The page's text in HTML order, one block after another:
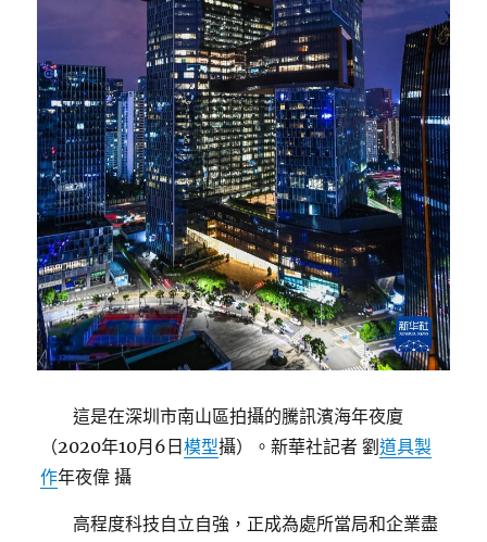
這是在深圳市南山區拍攝的騰訊濱海年夜廈
（2020年10月6日模型攝）。新華社記者 劉道具製
作年夜偉 攝
高程度科技自立自強，正成為處所當局和企業盡